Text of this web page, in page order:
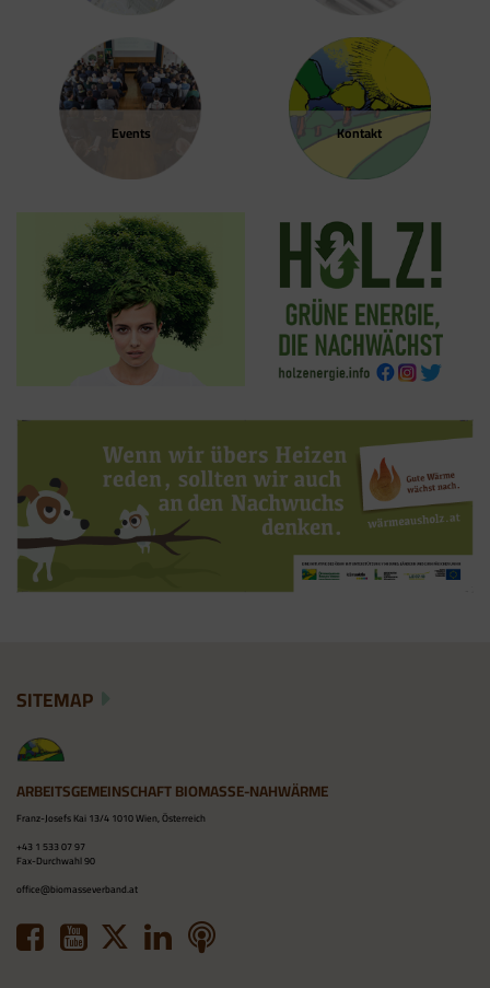
Events Kontakt
SITEMAP
ARBEITSGEMEINSCHAFT BIOMASSE-NAHWÄRME
Franz-Josefs Kai 13/4 1010 Wien, Österreich
+43 1 533 07 97
Fax-Durchwahl 90
office@biomasseverband.at